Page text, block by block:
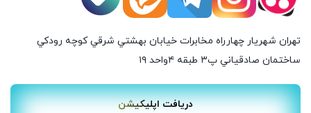
تهران شهريار چهارراه مخابرات خيابان بهشتي شرقي كوچه رودكي
ساختمان صادقياني پ٣ طبقه ٤واحد ۱۹
دریافت اپلیکیشن